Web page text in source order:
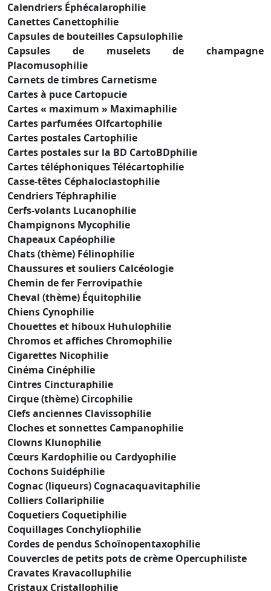
Calendriers Éphécalarophilie
Canettes Canettophilie
Capsules de bouteilles Capsulophilie
Capsules de muselets de champagne
Placomusophilie
Carnets de timbres Carnetisme
Cartes à puce Cartopucie
Cartes « maximum » Maximaphilie
Cartes parfumées Olfcartophilie
Cartes postales Cartophilie
Cartes postales sur la BD CartoBDphilie
Cartes téléphoniques Télécartophilie
Casse-têtes Céphaloclastophilie
Cendriers Téphraphilie
Cerfs-volants Lucanophilie
Champignons Mycophilie
Chapeaux Capéophilie
Chats (thème) Félinophilie
Chaussures et souliers Calcéologie
Chemin de fer Ferrovipathie
Cheval (thème) Équitophilie
Chiens Cynophilie
Chouettes et hiboux Huhulophilie
Chromos et affiches Chromophilie
Cigarettes Nicophilie
Cinéma Cinéphilie
Cintres Cincturaphilie
Cirque (thème) Circophilie
Clefs anciennes Clavissophilie
Cloches et sonnettes Campanophilie
Clowns Klunophilie
Cœurs Kardophilie ou Cardyophilie
Cochons Suidéphilie
Cognac (liqueurs) Cognacaquavitaphilie
Colliers Collariphilie
Coquetiers Coquetiphilie
Coquillages Conchyliophilie
Cordes de pendus Schoïnopentaxophilie
Couvercles de petits pots de crème Opercuphiliste
Cravates Kravacolluphilie
Cristaux Cristallophilie